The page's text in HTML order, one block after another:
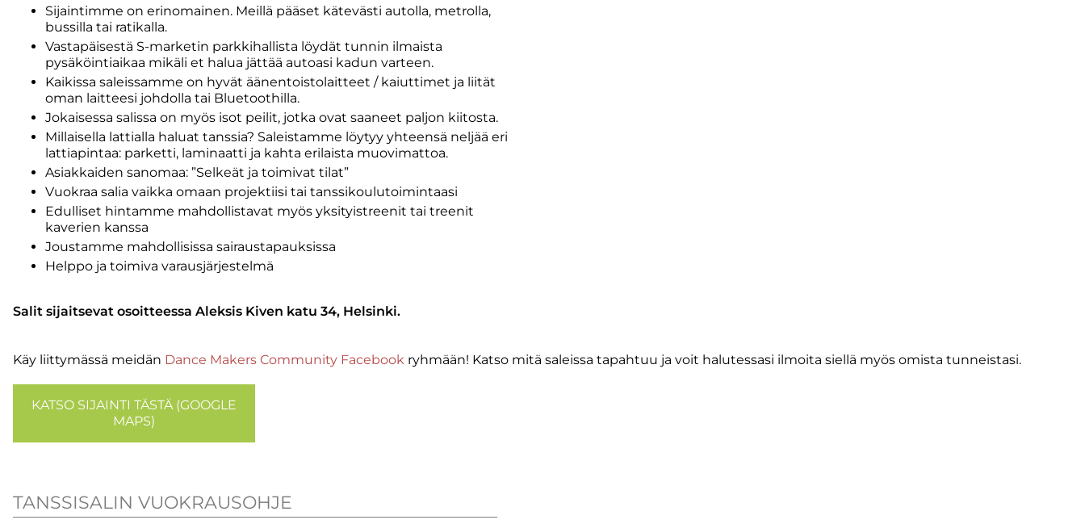
Sijaintimme on erinomainen. Meillä pääset kätevästi autolla, metrolla,
bussilla tai ratikalla.
Vastapäisestä S-marketin parkkihallista löydät tunnin ilmaista
pysäköintiaikaa mikäli et halua jättää autoasi kadun varteen.
Kaikissa saleissamme on hyvät äänentoistolaitteet / kaiuttimet ja liität
oman laitteesi johdolla tai Bluetoothilla.
Jokaisessa salissa on myös isot peilit, jotka ovat saaneet paljon kiitosta.
Millaisella lattialla haluat tanssia? Saleistamme löytyy yhteensä neljää eri
lattiapintaa: parketti, laminaatti ja kahta erilaista muovimattoa.
Asiakkaiden sanomaa: ”Selkeät ja toimivat tilat”
Vuokraa salia vaikka omaan projektiisi tai tanssikoulutoimintaasi
Edulliset hintamme mahdollistavat myös yksityistreenit tai treenit
kaverien kanssa
Joustamme mahdollisissa sairaustapauksissa
Helppo ja toimiva varausjärjestelmä
Salit sijaitsevat osoitteessa Aleksis Kiven katu 34, Helsinki.
Käy liittymässä meidän Dance Makers Community Facebook ryhmään! Katso mitä saleissa tapahtuu ja voit halutessasi ilmoita siellä myös omista tunneistasi.
KATSO SIJAINTI TÄSTÄ (GOOGLE
MAPS)
TANSSISALIN VUOKRAUSOHJE